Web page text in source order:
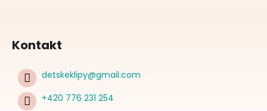
Kontakt
detskeklipy@gmail.com
+420 776 231 254